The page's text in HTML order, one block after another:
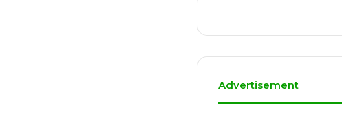
Advertisement